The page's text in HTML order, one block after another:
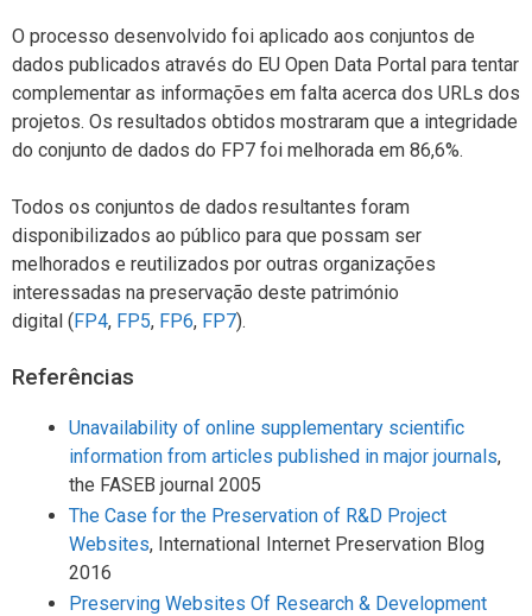
O processo desenvolvido foi aplicado aos conjuntos de
dados publicados através do EU Open Data Portal para tentar
complementar as informações em falta acerca dos URLs dos
projetos. Os resultados obtidos mostraram que a integridade
do conjunto de dados do FP7 foi melhorada em 86,6%.
Todos os conjuntos de dados resultantes foram
disponibilizados ao público para que possam ser
melhorados e reutilizados por outras organizações
interessadas na preservação deste património
digital (FP4, FP5, FP6, FP7).
Referências
Unavailability of online supplementary scientific
information from articles published in major journals,
the FASEB journal 2005
The Case for the Preservation of R&D Project
Websites, InternationaI Internet Preservation Blog
2016
Preserving Websites Of Research & Development